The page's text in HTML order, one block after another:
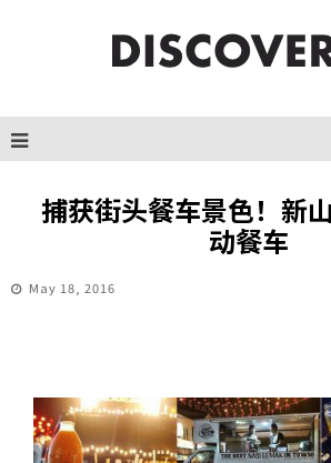
捕获街头餐车景色！新
动餐车
May 18, 2016